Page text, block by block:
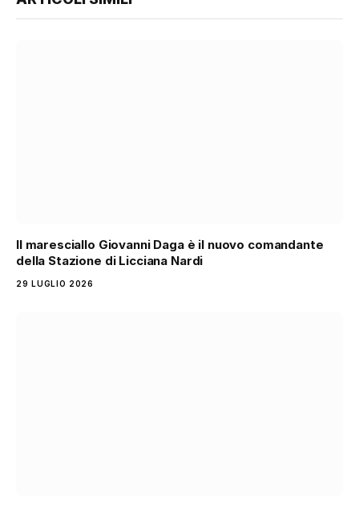
Il maresciallo Giovanni Daga è il nuovo comandante
della Stazione di Licciana Nardi
29 LUGLIO 2026